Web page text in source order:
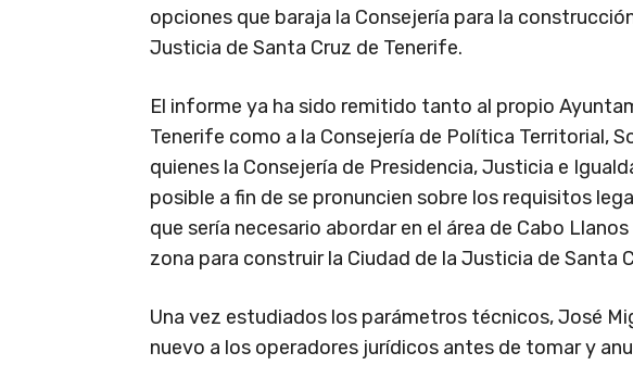
opciones que baraja la Consejería para la
Justicia de Santa Cruz de Tenerife.
El informe ya ha sido remitido tanto al propio
Tenerife como a la Consejería de Política Territorial,
quienes la Consejería de Presidencia, Justicia e
posible a fin de se pronuncien sobre los requisitos
que sería necesario abordar en el área de Cabo
zona para construir la Ciudad de la Justicia de Santa
Una vez estudiados los parámetros técnicos, José
nuevo a los operadores jurídicos antes de tomar y